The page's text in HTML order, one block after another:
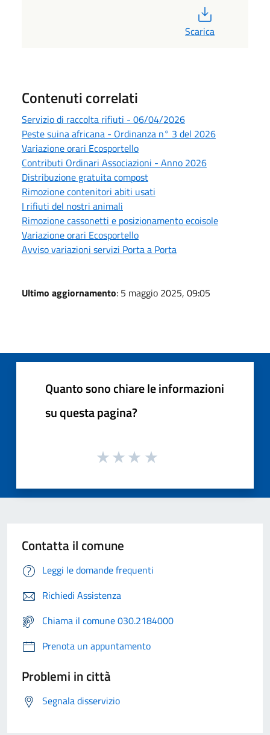
Scarica
Contenuti correlati
Servizio di raccolta rifiuti - 06/04/2026
Peste suina africana - Ordinanza n° 3 del 2026
Variazione orari Ecosportello
Contributi Ordinari Associazioni - Anno 2026
Distribuzione gratuita compost
Rimozione contenitori abiti usati
I rifiuti del nostri animali
Rimozione cassonetti e posizionamento ecoisole
Variazione orari Ecosportello
Avviso variazioni servizi Porta a Porta
Ultimo aggiornamento: 5 maggio 2025, 09:05
Quanto sono chiare le informazioni
su questa pagina?
Contatta il comune
Leggi le domande frequenti
Richiedi Assistenza
Chiama il comune 030.2184000
Prenota un appuntamento
Problemi in città
Segnala disservizio